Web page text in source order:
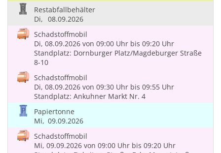
Restabfallbehälter
Di, 08.09.2026
Schadstoffmobil
Di, 08.09.2026 von 09:00 Uhr bis 09:20 Uhr
Standplatz: Dornburger Platz/Magdeburger Straße
8-10
Schadstoffmobil
Di, 08.09.2026 von 09:30 Uhr bis 09:55 Uhr
Standplatz: Ankuhner Markt Nr. 4
Papiertonne
Mi, 09.09.2026
Schadstoffmobil
Mi, 09.09.2026 von 09:00 Uhr bis 09:20 Uhr